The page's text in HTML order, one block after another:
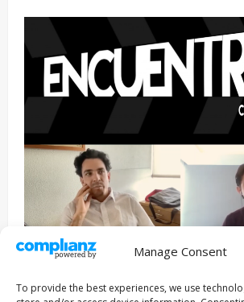
Manage Consent
To provide the best experiences, we use
Entrevista Series